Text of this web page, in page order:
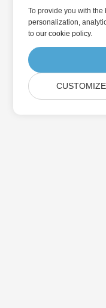
To provide you with
personalization,
toour cookie policy.
CUSTOMIZE